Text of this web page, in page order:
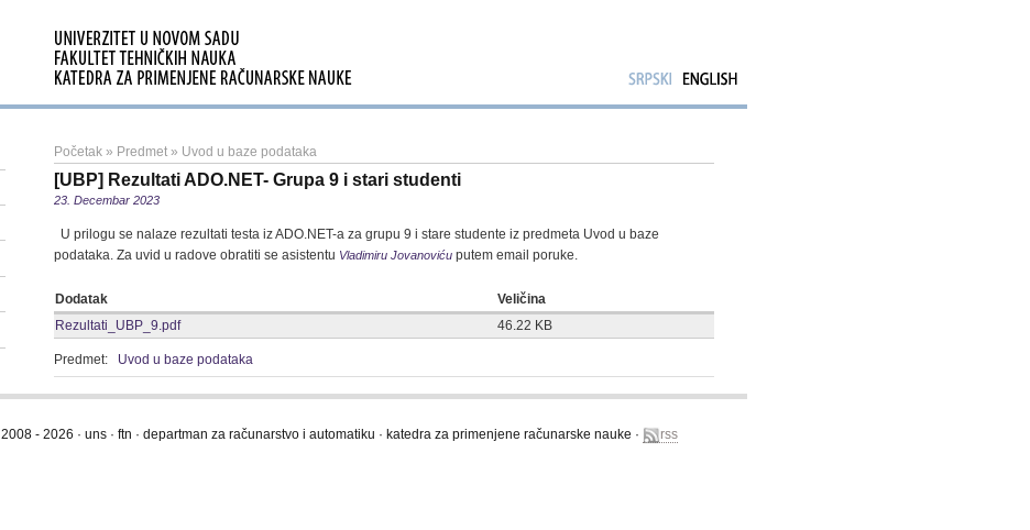
Početak » Predmet » Uvod u baze podataka
[UBP] Rezultati ADO.NET- Grupa 9 i stari studenti
23. Decembar 2023
U prilogu se nalaze rezultati testa iz ADO.NET-a za grupu 9 i stare studente iz predmeta Uvod u baze
podataka. Za uvid u radove obratiti se asistentu Vladimiru Jovanoviću putem email poruke.
Dodatak
Veličina
Rezultati_UBP_9.pdf
46.22 KB
Predmet: Uvod u baze podataka
2008 - 2026 · uns · ftn · departman za računarstvo i automatiku · katedra za primenjene računarske nauke · rss